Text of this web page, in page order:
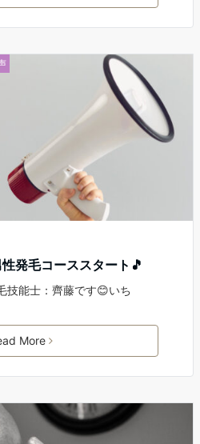
発毛コーススタート🎵
技能士：齊藤です😊いち
More